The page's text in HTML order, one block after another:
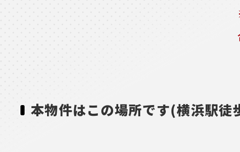
本物件はこの場所です(横浜駅徒